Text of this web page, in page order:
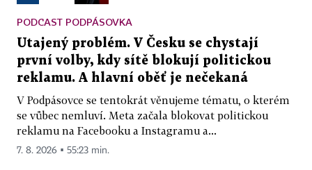
PODCAST PODPÁSOVKA
Utajený problém. V Česku se chystají
první volby, kdy sítě blokují politickou
reklamu. A hlavní oběť je nečekaná
V Podpásovce se tentokrát věnujeme tématu, o kterém
se vůbec nemluví. Meta začala blokovat politickou
reklamu na Facebooku a Instagramu a...
7. 8. 2026 ▪ 55:23 min.